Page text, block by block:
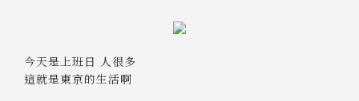
今天是上班日 人很多
這就是東京的生活啊